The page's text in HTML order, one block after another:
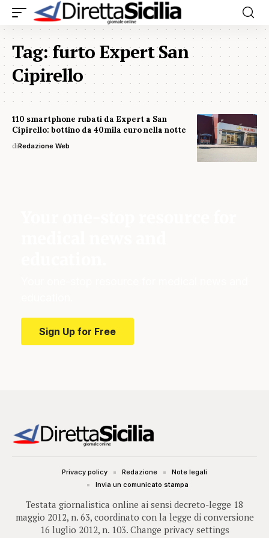
Tag:furto Expert San
Cipirello
110 smartphone rubati da Expert a San
Cipirello: bottino da 40mila euro nella notte
diRedazione Web
Sign Up for Free
Testata giornalistica online ai sensi decreto-legge 18
maggio 2012, n. 63, coordinato con la legge di conversione
16 luglio 2012, n. 103. Change privacy settings
Privacy policy Redazione
Note legali
Invia un comunicato stampa